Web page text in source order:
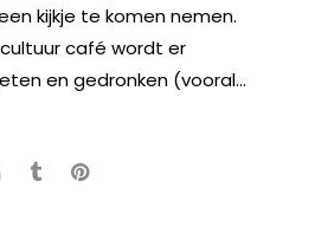
kijkje te komen nemen.
café wordt er
en gedronken (vooral...